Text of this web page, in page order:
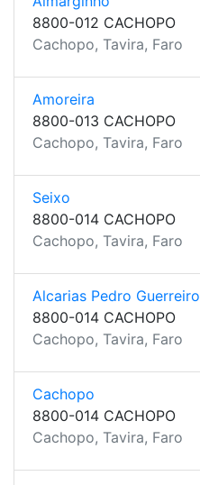
8800-012 CACHOPO
Cachopo, Tavira, Faro
Amoreira
8800-013 CACHOPO
Cachopo, Tavira, Faro
Seixo
8800-014 CACHOPO
Cachopo, Tavira, Faro
Alcarias Pedro Guerreiro
8800-014 CACHOPO
Cachopo, Tavira, Faro
Cachopo
8800-014 CACHOPO
Cachopo, Tavira, Faro